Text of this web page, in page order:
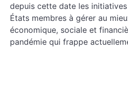
depuis cette date les
États membres à gérer au
économique, sociale et
pandémie qui frappe